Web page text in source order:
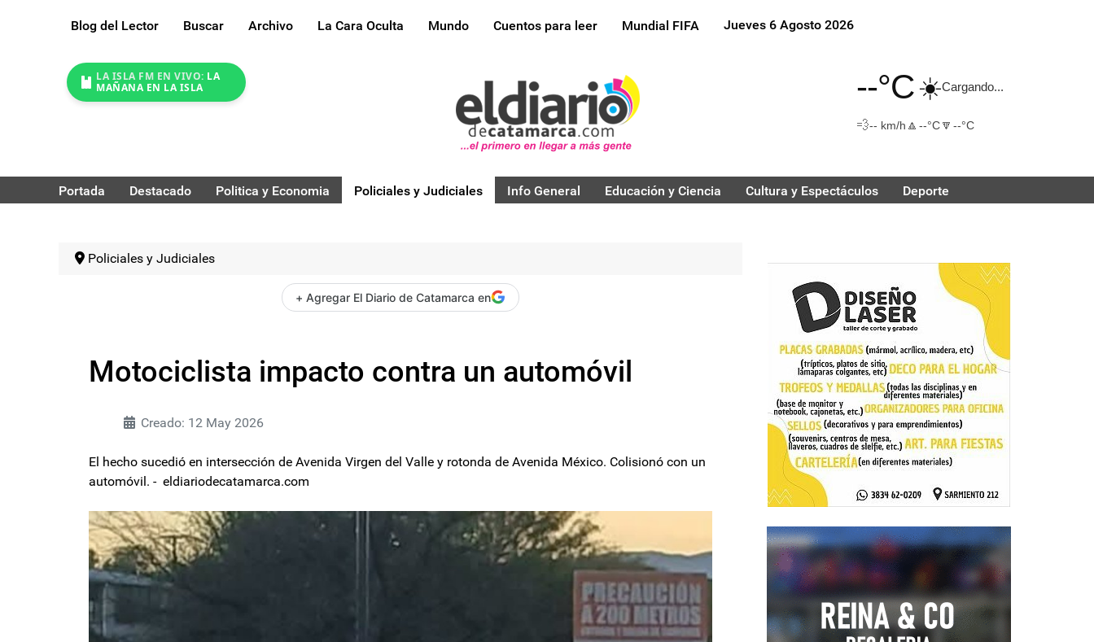
Blog del Lector Buscar Archivo La Cara Oculta Mundo Cuentos para leer Mundial FIFA Jueves 6 Agosto 2026
LA ISLA FM EN VIVO: LA
MAÑANA EN LA ISLA
--°C☀️Cargando...
💨-- km/h 🔼 --°C🔽 --°C
Portada Destacado Politica y Economia Policiales y Judiciales Info General Educación y Ciencia Cultura y Espectáculos Deporte
Policiales y Judiciales
+ Agregar El Diario de Catamarca en
Motociclista impacto contra un automóvil
Creado: 12 May 2026
El hecho sucedió en intersección de Avenida Virgen del Valle y rotonda de Avenida México. Colisionó con un
automóvil. - eldiariodecatamarca.com